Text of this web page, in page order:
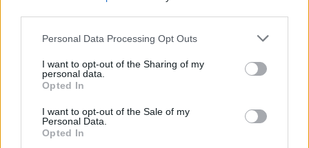
Personal Data Processing Opt Outs
I want to opt-out of the Sharing of my
personal data.
Opted In
I want to opt-out of the Sale of my
Personal Data.
Opted In